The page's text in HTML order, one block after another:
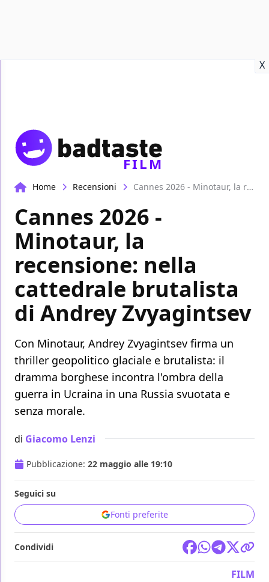
X
FILM
Home Recensioni Cannes 2026 - Minotaur, la recensione: nella cattedrale brutalista di Andrey Zvyagintsev
Cannes 2026 -
Minotaur, la
recensione: nella
cattedrale brutalista
di Andrey Zvyagintsev
Con Minotaur, Andrey Zvyagintsev firma un
thriller geopolitico glaciale e brutalista: il
dramma borghese incontra l'ombra della
guerra in Ucraina in una Russia svuotata e
senza morale.
di Giacomo Lenzi
Pubblicazione: 22 maggio alle 19:10
Seguici su
Fonti preferite
Condividi
FILM